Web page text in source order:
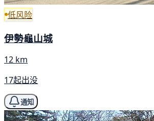
低风险
伊勢龜山城
12 km
17起出没
通知